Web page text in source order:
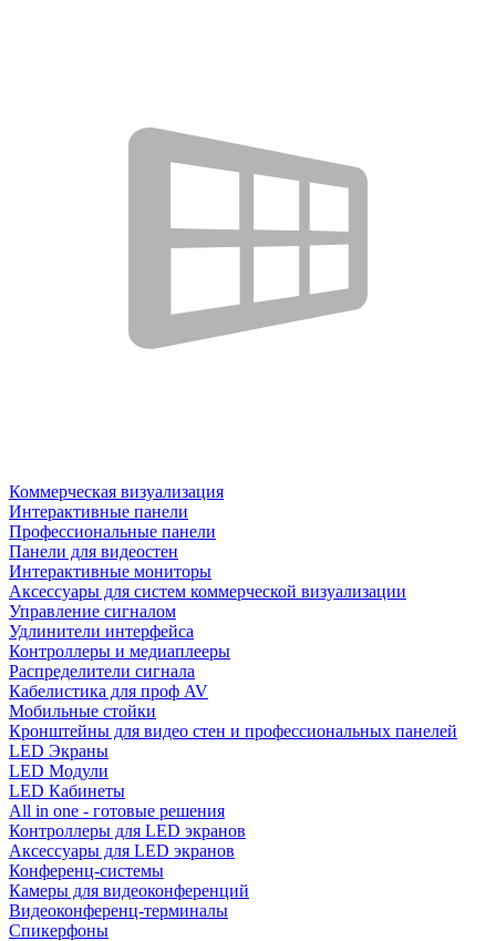
Коммерческая визуализация
Интерактивные панели
Профессиональные панели
Панели для видеостен
Интерактивные мониторы
Аксессуары для систем коммерческой визуализации
Управление сигналом
Удлинители интерфейса
Контроллеры и медиаплееры
Распределители сигнала
Кабелистика для проф AV
Мобильные стойки
Кронштейны для видео стен и профессиональных панелей
LED Экраны
LED Модули
LED Кабинеты
All in one - готовые решения
Контроллеры для LED экранов
Аксессуары для LED экранов
Конференц-системы
Камеры для видеоконференций
Видеоконференц-терминалы
Спикерфоны